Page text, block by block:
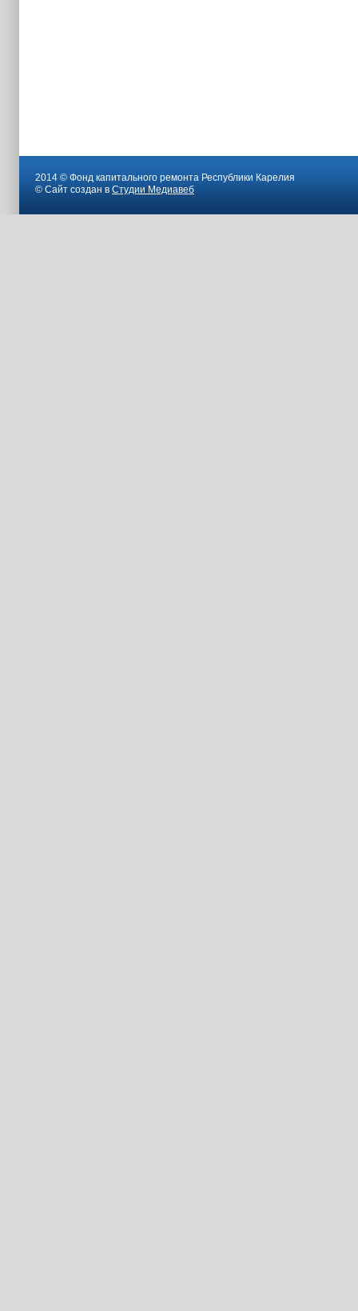
2014 © Фонд капитального ремонта Республики Карелия
© Сайт создан в Студии Медиавеб